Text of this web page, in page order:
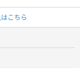
こちら